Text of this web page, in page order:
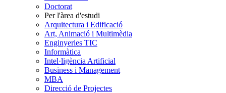
Doctorat
Per l'àrea d'estudi
Arquitectura i Edificació
Art, Animació i Multimèdia
Enginyeries TIC
Informàtica
Intel·ligència Artificial
Business i Management
MBA
Direcció de Projectes